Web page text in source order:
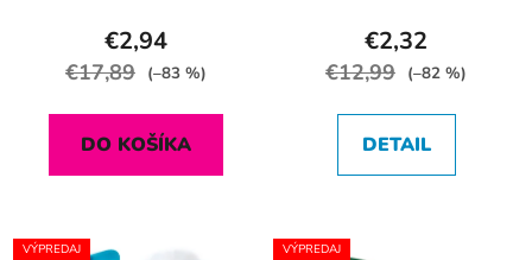
vrecúško
€2,94
€17,89 (–83 %)
DO KOŠÍKA
€2,32
€12,99 (–82 %)
DETAIL
VÝPREDAJ VÝPREDAJ